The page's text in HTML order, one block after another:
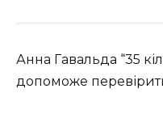
Анна Гавальда “35
допоможе